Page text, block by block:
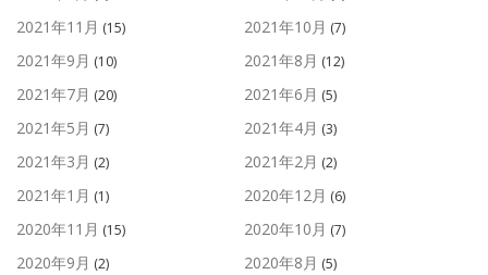
2021年11月 (15) 2021年10月 (7)
2021年9月 (10) 2021年8月 (12)
2021年7月 (20) 2021年6月 (5)
2021年5月 (7) 2021年4月 (3)
2021年3月 (2) 2021年2月 (2)
2021年1月 (1) 2020年12月 (6)
2020年11月 (15) 2020年10月 (7)
2020年9月 (2) 2020年8月 (5)